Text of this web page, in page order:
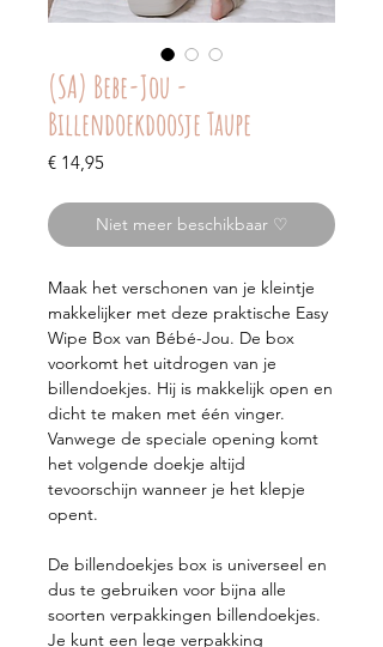
(SA) Bebe-Jou -
Billendoekdoosje Taupe
€ 14,95Prijs
Niet meer beschikbaar ♡
Maak het verschonen van je kleintje
makkelijker met deze praktische Easy
Wipe Box van Bébé-Jou. De box
voorkomt het uitdrogen van je
billendoekjes. Hij is makkelijk open en
dicht te maken met één vinger.
Vanwege de speciale opening komt
het volgende doekje altijd
tevoorschijn wanneer je het klepje
opent.
De billendoekjes box is universeel en
dus te gebruiken voor bijna alle
soorten verpakkingen billendoekjes.
Je kunt een lege verpakking